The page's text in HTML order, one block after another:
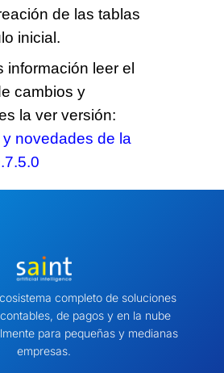
de las tablas
inicial.
información leer el
cambios y
la ver versión:
novedades de la
completo de soluciones
de pagos y en la nube
para pequeñas y medianas
empresas.